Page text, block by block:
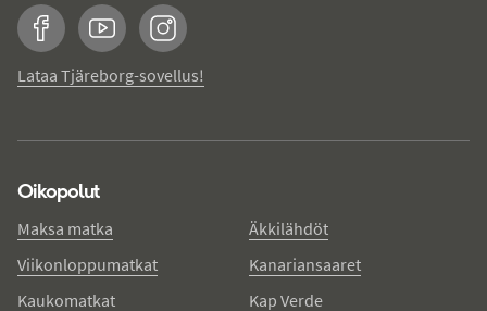
FacebookYouTubeInstagram
Lataa Tjäreborg-sovellus!
Oikopolut
Maksa matka
Viikonloppumatkat
Kaukomatkat
Äkkilähdöt
Kanariansaaret
Kap Verde